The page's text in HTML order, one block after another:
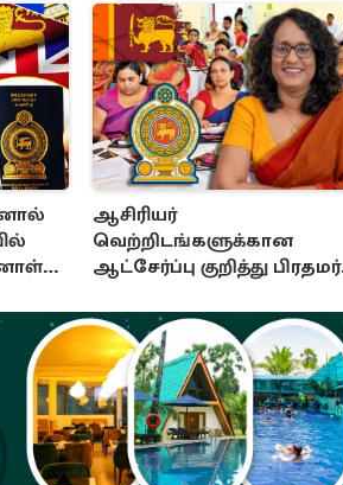
ஆசிரியர்
வெற்றிடங்களுக்கான
ஆட்சேர்ப்பு குறித்து பிரதமர்